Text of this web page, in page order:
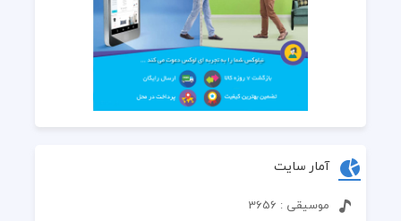
آمار سایت
موسیقی : 3656